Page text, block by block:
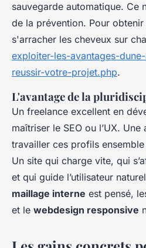
sauvegarde automatique. Ce
de la prévention. Pour
s'arracher les cheveux sur
exploiter-les-avantages-
reussir-votre-projet.php.
L'avantage de la
Un freelance excellent en
maîtriser le SEO ou l’UX.
travailler ces profils
Un site qui charge vite, qui
et qui guide l’utilisateur
maillage interne est pensé,
et le webdesign responsive